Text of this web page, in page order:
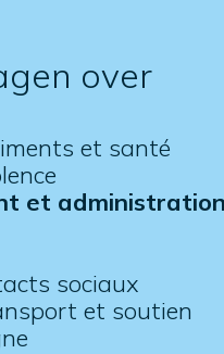
over
et santé
et administration
sociaux
et soutien